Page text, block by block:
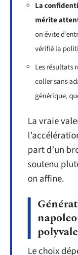
La
mérite
on évite
vérifié la
Les résultats
coller sans
générique,
La vraie
part d’un
soutenu
on affine.
Le choix